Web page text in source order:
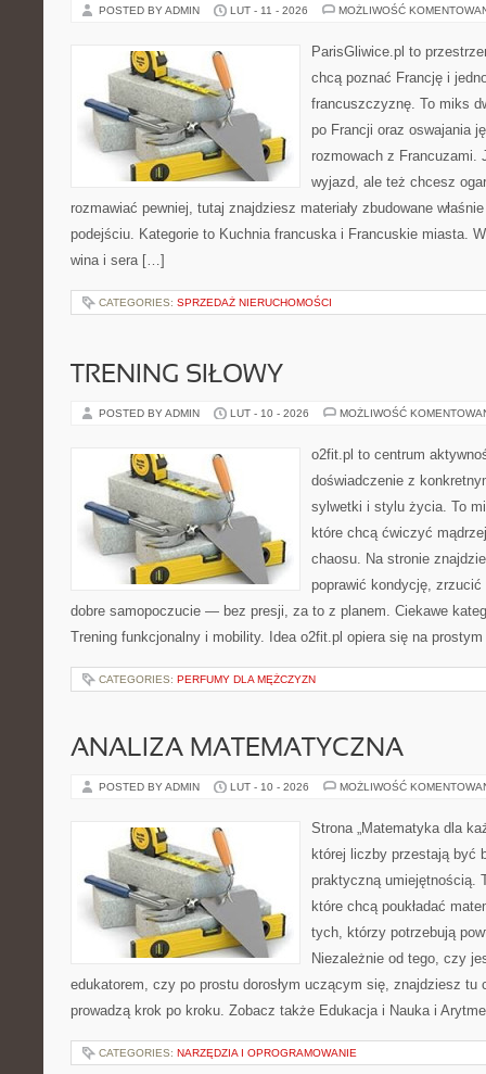
POSTED BY ADMIN LUT - 11 - 2026 MOŻLIWOŚĆ
ParisGliwice.pl to
chcą poznać Francję i
francuszczyznę. To miks
po Francji oraz oswajania
rozmowach z Francuzami.
wyjazd, ale też chcesz
rozmawiać pewniej, tutaj znajdziesz materiały zbudowane
podejściu. Kategorie to Kuchnia francuska i Francuskie miasta.
wina i sera […]
CATEGORIES: SPRZEDAŻ NIERUCHOMOŚCI
TRENING SIŁOWY
POSTED BY ADMIN LUT - 10 - 2026 MOŻLIWOŚĆ
o2fit.pl to centrum
doświadczenie z
sylwetki i stylu życia. To
które chcą ćwiczyć
chaosu. Na stronie
poprawić kondycję,
dobre samopoczucie — bez presji, za to z planem. Ciekawe
Trening funkcjonalny i mobility. Idea o2fit.pl opiera się na
CATEGORIES: PERFUMY DLA MĘŻCZYZN
ANALIZA MATEMATYCZNA
POSTED BY ADMIN LUT - 10 - 2026 MOŻLIWOŚĆ
Strona „Matematyka dla
której liczby przestają być
praktyczną umiejętnością.
które chcą poukładać
tych, którzy potrzebują
Niezależnie od tego, czy
edukatorem, czy po prostu dorosłym uczącym się, znajdziesz tu
prowadzą krok po kroku. Zobacz także Edukacja i Nauka i
CATEGORIES: NARZĘDZIA I OPROGRAMOWANIE